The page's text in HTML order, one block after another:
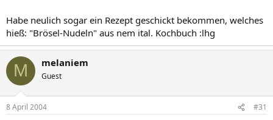
Habe neulich sogar ein Rezept geschickt bekommen, welches
hieß: "Brösel-Nudeln" aus nem ital. Kochbuch :lhg
M melaniem
Guest
8 April 2004 #31